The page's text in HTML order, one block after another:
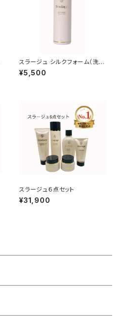
スラージュ シルクフォーム（洗顔
料）
¥5,500
スラージュ６点セット
¥31,900